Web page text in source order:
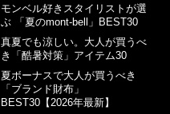
モンベル好きスタイリストが選
ぶ 「夏のmont-bell」BEST30
真夏でも涼しい。大人が買うべ
き「酷暑対策」アイテム30
夏ボーナスで大人が買うべき
「ブランド財布」
BEST30【2026年最新】